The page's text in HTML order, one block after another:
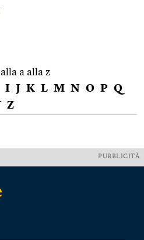
a alla z
I J K L M N O P Q
Z
PUBBLICITÀ